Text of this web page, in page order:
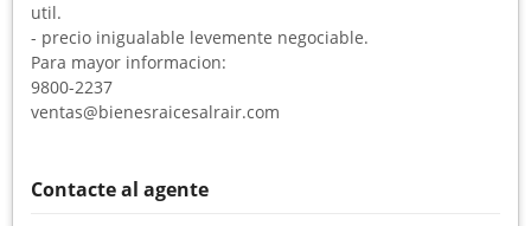
util.
- precio inigualable levemente negociable.
Para mayor informacion:
9800-2237
ventas@bienesraicesalrair.com
Contacte al agente